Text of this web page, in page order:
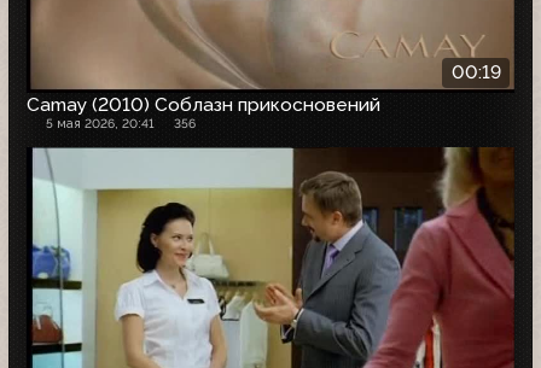
00:19
Camay (2010) Соблазн прикосновений
5 мая 2026, 20:41 356